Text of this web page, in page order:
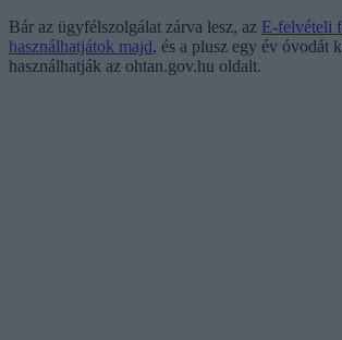
Bár az ügyfélszolgálat zárva lesz, az E-felvételi
használhatjátok majd, és a plusz egy év óvodát
használhatják az ohtan.gov.hu oldalt.